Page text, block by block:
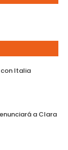
Italia
a Clara